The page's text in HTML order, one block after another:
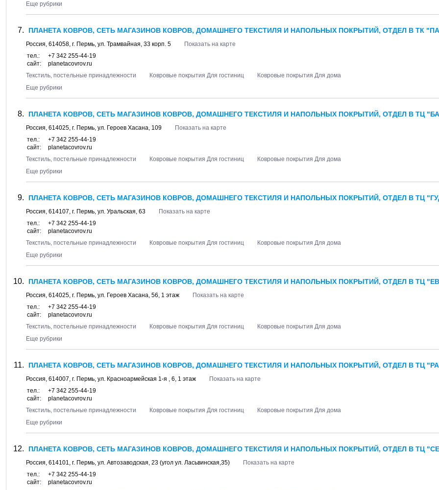
Еще рубрики
ПЛАНЕТА КОВРОВ, СЕТЬ МАГАЗИНОВ КОВРОВ, ДОМАШНЕГО ТЕКСТИЛЯ И НАПОЛЬНЫХ ПОКРЫТИЙ, ОТДЕЛ В ТК
Россия, 614058, г. Пермь, ул. Трамвайная, 33 корп. 5
Показать на карте
тел.:
+7 342 255-44-19
сайт:
planetacovrov.ru
Текстиль, постельные принадлежности
Ковровые покрытия Для гостиниц
Ковровые покрытия Для дома
Еще рубрики
ПЛАНЕТА КОВРОВ, СЕТЬ МАГАЗИНОВ КОВРОВ, ДОМАШНЕГО ТЕКСТИЛЯ И НАПОЛЬНЫХ ПОКРЫТИЙ, ОТДЕЛ В ТЦ
Россия, 614025, г. Пермь, ул. Героев Хасана, 109
Показать на карте
тел.:
+7 342 255-44-19
сайт:
planetacovrov.ru
Текстиль, постельные принадлежности
Ковровые покрытия Для гостиниц
Ковровые покрытия Для дома
Еще рубрики
ПЛАНЕТА КОВРОВ, СЕТЬ МАГАЗИНОВ КОВРОВ, ДОМАШНЕГО ТЕКСТИЛЯ И НАПОЛЬНЫХ ПОКРЫТИЙ, ОТДЕЛ В ТЦ
Россия, 614107, г. Пермь, ул. Уральская, 63
Показать на карте
тел.:
+7 342 255-44-19
сайт:
planetacovrov.ru
Текстиль, постельные принадлежности
Ковровые покрытия Для гостиниц
Ковровые покрытия Для дома
Еще рубрики
ПЛАНЕТА КОВРОВ, СЕТЬ МАГАЗИНОВ КОВРОВ, ДОМАШНЕГО ТЕКСТИЛЯ И НАПОЛЬНЫХ ПОКРЫТИЙ, ОТДЕЛ В ТЦ
Россия, 614025, г. Пермь, ул. Героев Хасана, 56, 1 этаж
Показать на карте
тел.:
+7 342 255-44-19
сайт:
planetacovrov.ru
Текстиль, постельные принадлежности
Ковровые покрытия Для гостиниц
Ковровые покрытия Для дома
Еще рубрики
ПЛАНЕТА КОВРОВ, СЕТЬ МАГАЗИНОВ КОВРОВ, ДОМАШНЕГО ТЕКСТИЛЯ И НАПОЛЬНЫХ ПОКРЫТИЙ, ОТДЕЛ В ТЦ
Россия, 614007, г. Пермь, ул. Красноармейская 1-я , 6, 1 этаж
Показать на карте
тел.:
+7 342 255-44-19
сайт:
planetacovrov.ru
Текстиль, постельные принадлежности
Ковровые покрытия Для гостиниц
Ковровые покрытия Для дома
Еще рубрики
ПЛАНЕТА КОВРОВ, СЕТЬ МАГАЗИНОВ КОВРОВ, ДОМАШНЕГО ТЕКСТИЛЯ И НАПОЛЬНЫХ ПОКРЫТИЙ, ОТДЕЛ В ТЦ
Россия, 614101, г. Пермь, ул. Автозаводская, 23 (угол ул. Ласьвинская,35)
Показать на карте
тел.:
+7 342 255-44-19
сайт:
planetacovrov.ru